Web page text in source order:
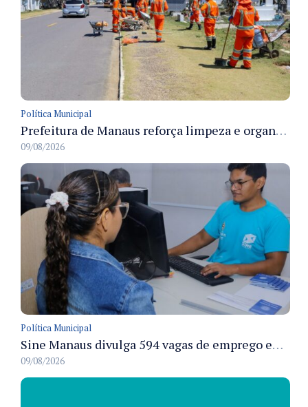
Política Municipal
Prefeitura de Manaus reforça limpeza e organização dos cemiterios municipais para receber famílias no Dia dos Pais
09/08/2026
Política Municipal
Sine Manaus divulga 594 vagas de emprego em Manaus com atendimento presencial nesta segunda-feira
09/08/2026